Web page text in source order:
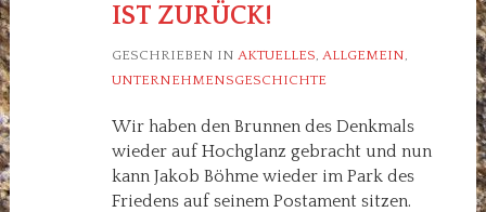
IST ZURÜCK!
GESCHRIEBEN IN AKTUELLES, ALLGEMEIN,
UNTERNEHMENSGESCHICHTE
Wir haben den Brunnen des Denkmals
wieder auf Hochglanz gebracht und nun
kann Jakob Böhme wieder im Park des
Friedens auf seinem Postament sitzen.